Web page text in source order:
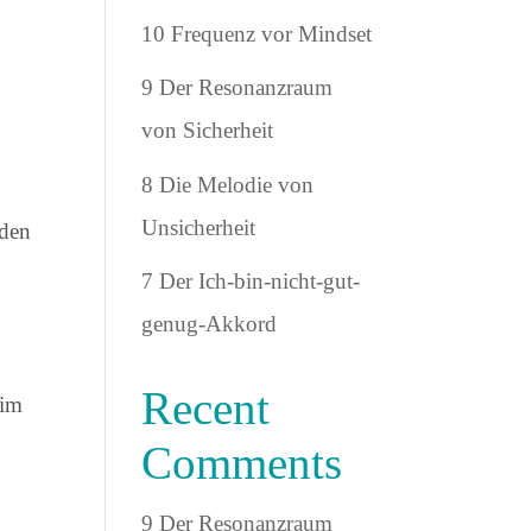
10 Frequenz vor Mindset
9 Der Resonanzraum
von Sicherheit
8 Die Melodie von
Unsicherheit
7 Der Ich-bin-nicht-gut-
genug-Akkord
Recent
Comments
9 Der Resonanzraum